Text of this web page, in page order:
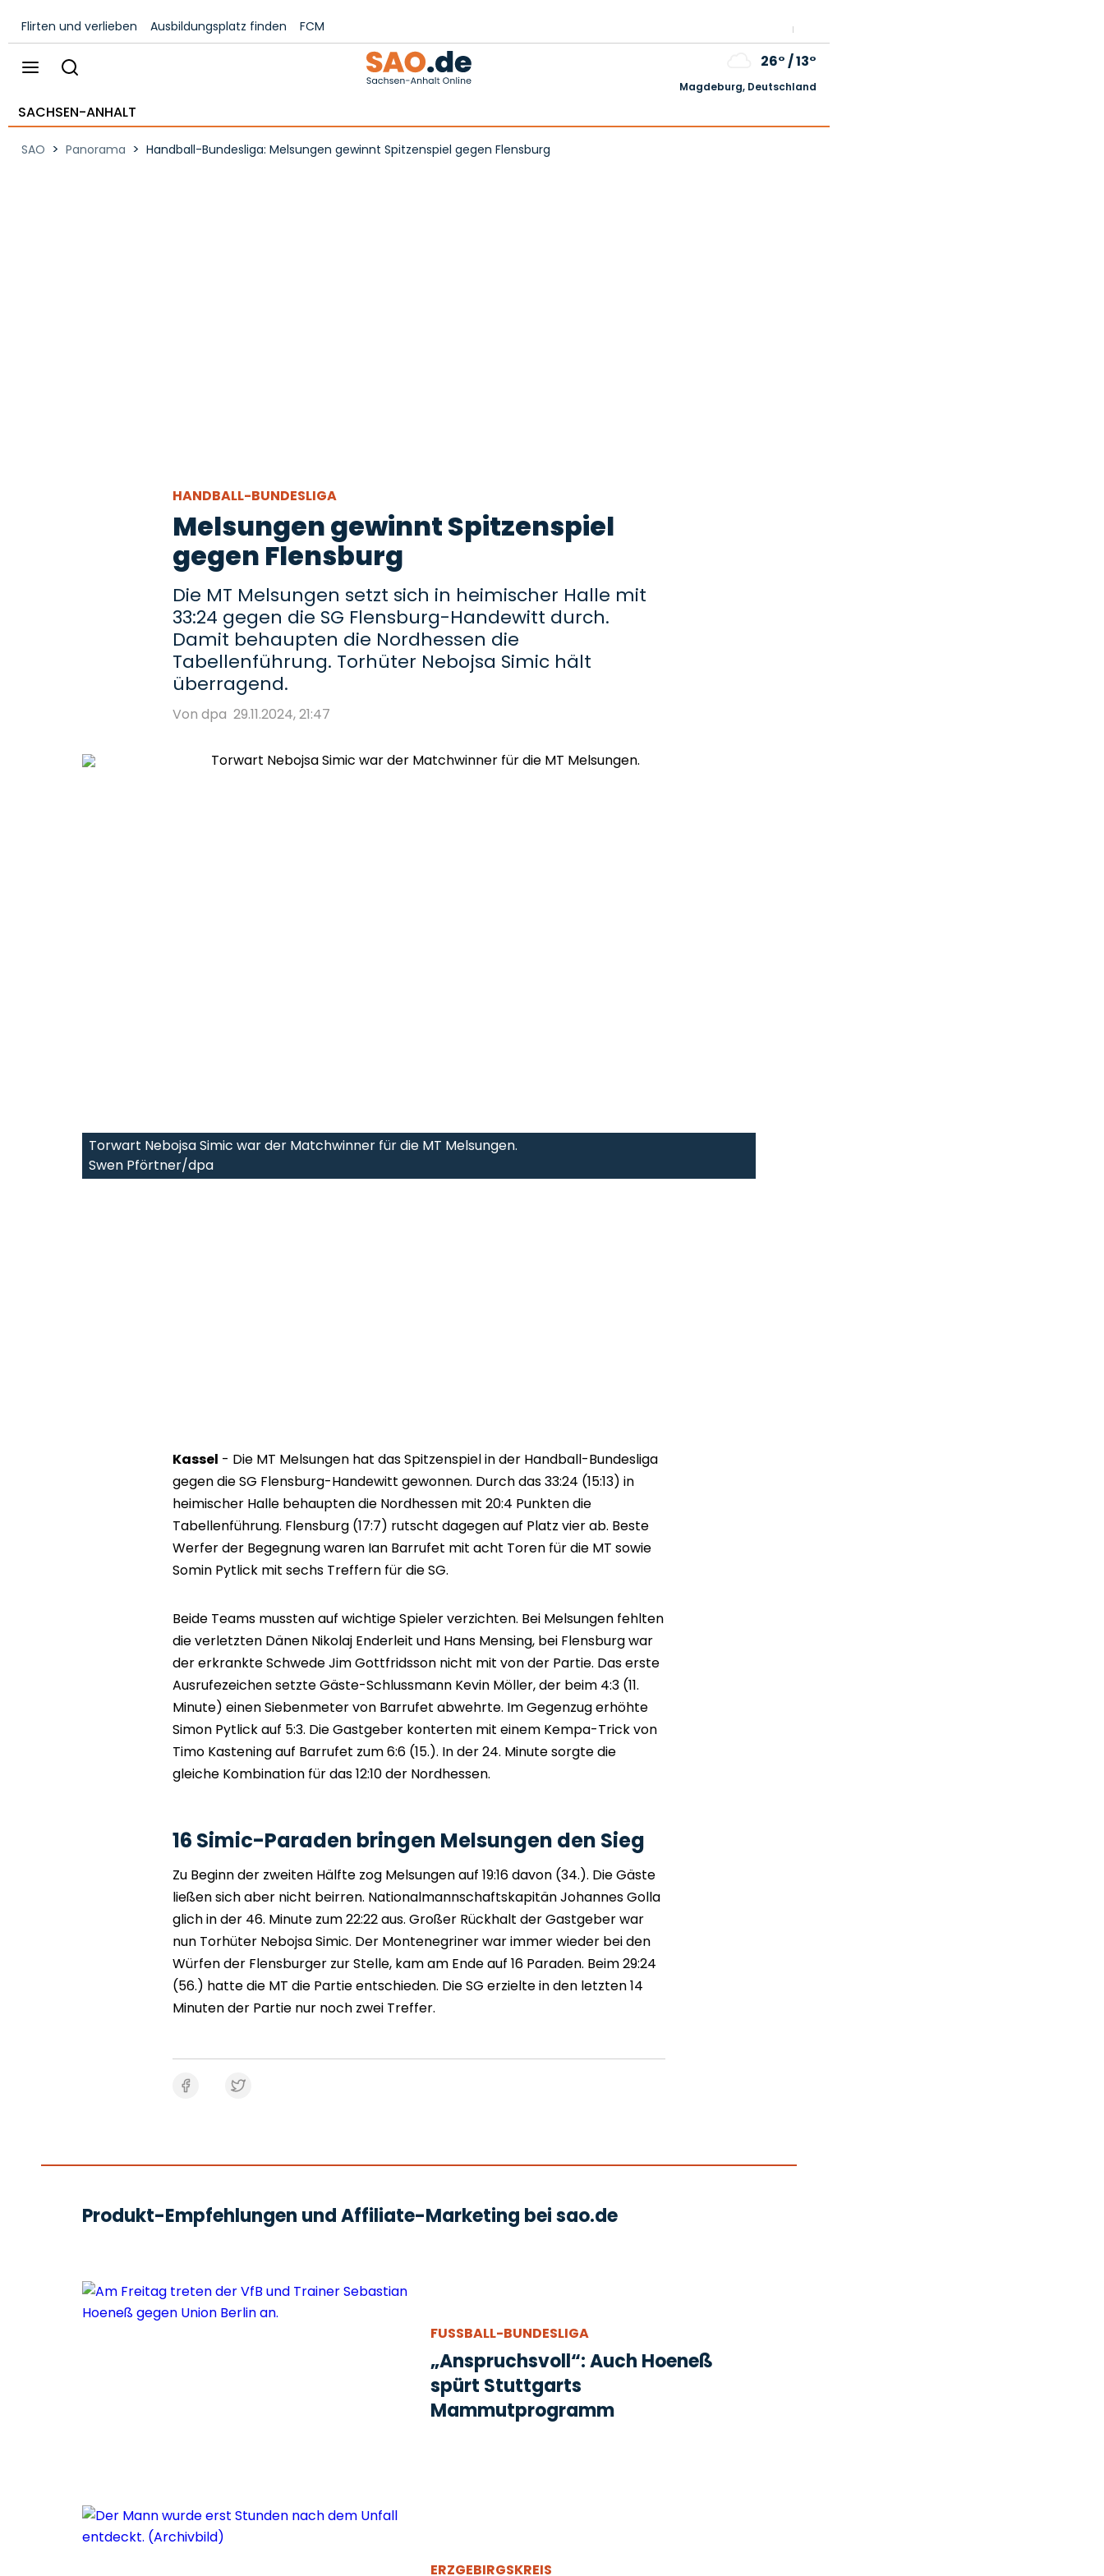
Flirten und verlieben Ausbildungsplatz finden FCM
26°/13°
Magdeburg, Deutschland
SACHSEN-ANHALT
SAO > Panorama > Handball-Bundesliga: Melsungen gewinnt Spitzenspiel gegen Flensburg
HANDBALL-BUNDESLIGA
Melsungen gewinnt Spitzenspiel
gegen Flensburg
Die MT Melsungen setzt sich in heimischer Halle mit
33:24 gegen die SG Flensburg-Handewitt durch.
Damit behaupten die Nordhessen die
Tabellenführung. Torhüter Nebojsa Simic hält
überragend.
Von dpa 29.11.2024, 21:47
Torwart Nebojsa Simic war der Matchwinner für die MT Melsungen.
Swen Pförtner/dpa
Kassel - Die MT Melsungen hat das Spitzenspiel in der Handball-Bundesliga
gegen die SG Flensburg-Handewitt gewonnen. Durch das 33:24 (15:13) in
heimischer Halle behaupten die Nordhessen mit 20:4 Punkten die
Tabellenführung. Flensburg (17:7) rutscht dagegen auf Platz vier ab. Beste
Werfer der Begegnung waren Ian Barrufet mit acht Toren für die MT sowie
Somin Pytlick mit sechs Treffern für die SG.
Beide Teams mussten auf wichtige Spieler verzichten. Bei Melsungen fehlten
die verletzten Dänen Nikolaj Enderleit und Hans Mensing, bei Flensburg war
der erkrankte Schwede Jim Gottfridsson nicht mit von der Partie. Das erste
Ausrufezeichen setzte Gäste-Schlussmann Kevin Möller, der beim 4:3 (11.
Minute) einen Siebenmeter von Barrufet abwehrte. Im Gegenzug erhöhte
Simon Pytlick auf 5:3. Die Gastgeber konterten mit einem Kempa-Trick von
Timo Kastening auf Barrufet zum 6:6 (15.). In der 24. Minute sorgte die
gleiche Kombination für das 12:10 der Nordhessen.
16 Simic-Paraden bringen Melsungen den Sieg
Zu Beginn der zweiten Hälfte zog Melsungen auf 19:16 davon (34.). Die Gäste
ließen sich aber nicht beirren. Nationalmannschaftskapitän Johannes Golla
glich in der 46. Minute zum 22:22 aus. Großer Rückhalt der Gastgeber war
nun Torhüter Nebojsa Simic. Der Montenegriner war immer wieder bei den
Würfen der Flensburger zur Stelle, kam am Ende auf 16 Paraden. Beim 29:24
(56.) hatte die MT die Partie entschieden. Die SG erzielte in den letzten 14
Minuten der Partie nur noch zwei Treffer.
Produkt-Empfehlungen und Affiliate-Marketing bei sao.de
FUSSBALL-BUNDESLIGA
„Anspruchsvoll“: Auch Hoeneß
spürt Stuttgarts
Mammutprogramm
ERZGEBIRGSKREIS